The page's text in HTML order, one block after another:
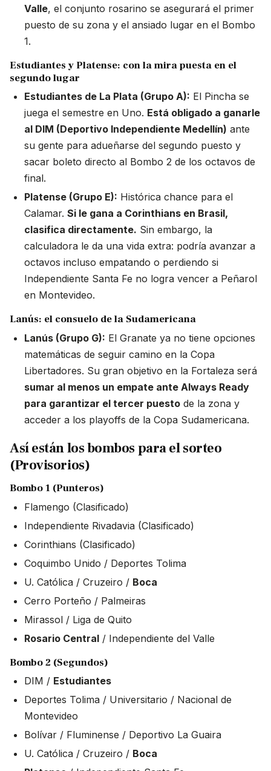
Valle, el conjunto rosarino se asegurará el primer
puesto de su zona y el ansiado lugar en el Bombo
1.
Estudiantes y Platense: con la mira puesta en el
segundo lugar
Estudiantes de La Plata (Grupo A): El Pincha se
juega el semestre en Uno. Está obligado a ganarle
al DIM (Deportivo Independiente Medellín) ante
su gente para adueñarse del segundo puesto y
sacar boleto directo al Bombo 2 de los octavos de
final.
Platense (Grupo E): Histórica chance para el
Calamar. Si le gana a Corinthians en Brasil,
clasifica directamente. Sin embargo, la
calculadora le da una vida extra: podría avanzar a
octavos incluso empatando o perdiendo si
Independiente Santa Fe no logra vencer a Peñarol
en Montevideo.
Lanús: el consuelo de la Sudamericana
Lanús (Grupo G): El Granate ya no tiene opciones
matemáticas de seguir camino en la Copa
Libertadores. Su gran objetivo en la Fortaleza será
sumar al menos un empate ante Always Ready
para garantizar el tercer puesto de la zona y
acceder a los playoffs de la Copa Sudamericana.
Así están los bombos para el sorteo
(Provisorios)
Bombo 1 (Punteros)
Flamengo (Clasificado)
Independiente Rivadavia (Clasificado)
Corinthians (Clasificado)
Coquimbo Unido / Deportes Tolima
U. Católica / Cruzeiro / Boca
Cerro Porteño / Palmeiras
Mirassol / Liga de Quito
Rosario Central / Independiente del Valle
Bombo 2 (Segundos)
DIM / Estudiantes
Deportes Tolima / Universitario / Nacional de
Montevideo
Bolívar / Fluminense / Deportivo La Guaira
U. Católica / Cruzeiro / Boca